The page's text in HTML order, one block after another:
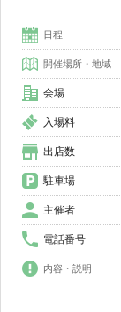
日程
開催場所・地域
会場
入場料
出店数
駐車場
主催者
電話番号
内容・説明